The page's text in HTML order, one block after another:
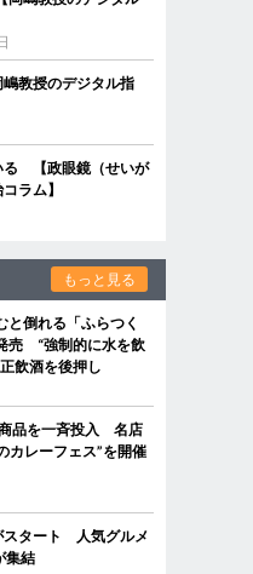
教授のデジタル指
る 【政眼鏡（せいが
ラム】
もっと見る
と倒れる「ふらつく
売 “強制的に水を飲
飲酒を後押し
品を一斉投入 名店
カレーフェス”を開催
スタート 人気グルメ
集結